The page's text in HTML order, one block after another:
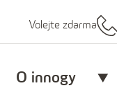
Volejte zdarma
O innogy